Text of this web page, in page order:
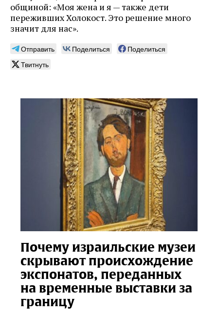
общиной: «Моя жена и я — также дети
переживших Холокост. Это решение много
значит для нас».
Отправить Поделиться
Поделиться
Твитнуть
Почему израильские музеи
скрывают происхождение
экспонатов, переданных
на временные выставки за
границу